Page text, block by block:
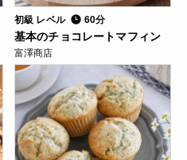
初級 レベル 60分
基本のチョコレートマフィン
富澤商店